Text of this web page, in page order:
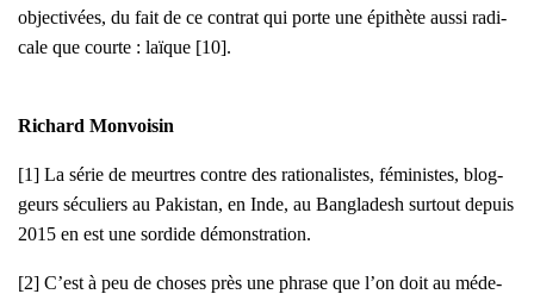
objec­ti­vées, du fait de ce contrat qui porte une épi­thète aus­si radi­
cale que courte : laïque [10].
Richard Mon­voi­sin
[1] La série de meurtres contre des ratio­na­listes, fémi­nistes, blog­
geurs sécu­liers au Pakis­tan, en Inde, au Ban­gla­desh sur­tout depuis
2015 en est une sor­dide démons­tra­tion.
[2] C’est à peu de choses près une phrase que l’on doit au méde­